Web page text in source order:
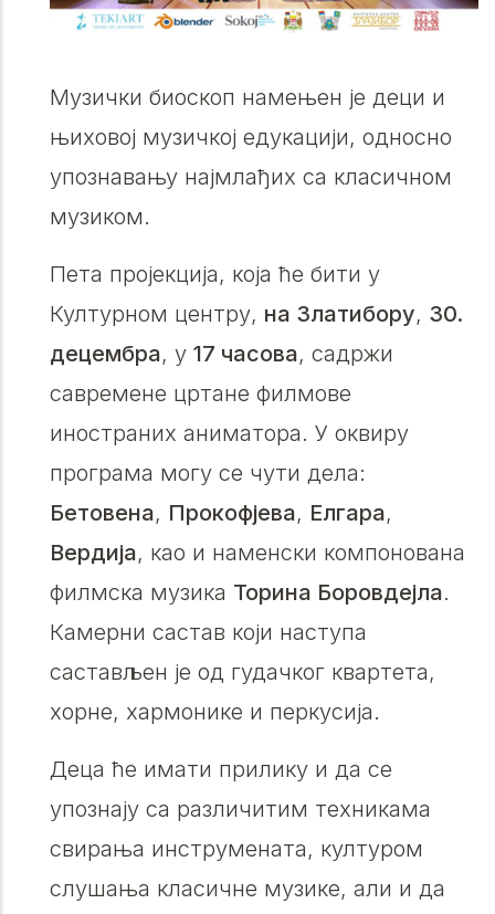
Музички биоскоп намењен је деци и
њиховој музичкој едукацији, односно
упознавању најмлађих са класичном
музиком.
Пета пројекција, која ће бити у
Културном центру, на Златибору, 30.
децембра, у 17 часова, садржи
савремене цртане филмове
иностраних аниматора. У оквиру
програма могу се чути дела:
Бетовена, Прокофјева, Елгара,
Вердија, као и наменски компонована
филмска музика Торина Боровдејла.
Камерни састав који наступа
састављен је од гудачког квартета,
хорне, хармонике и перкусија.
Деца ће имати прилику и да се
упознају са различитим техникама
свирања инструмената, културом
слушања класичне музике, али и да